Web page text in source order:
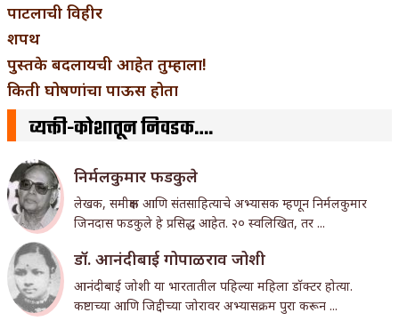
पाटलाची विहीर
शपथ
पुस्तके बदलायची आहेत तुम्हाला!
किती घोषणांचा पाऊस होता
व्यक्ती-कोशातून निवडक….
निर्मलकुमार फडकुले
लेखक, समीक्षक आणि संतसाहित्याचे अभ्यासक म्हणून निर्मलकुमार
जिनदास फडकुले हे प्रसिद्ध आहेत. २० स्वलिखित, तर ...
डॉ. आनंदीबाई गोपाळराव जोशी
आनंदीबाई जोशी या भारतातील पहिल्या महिला डॉक्टर होत्या.
कष्टाच्या आणि जिद्दीच्या जोरावर अभ्यासक्रम पुरा करून ...